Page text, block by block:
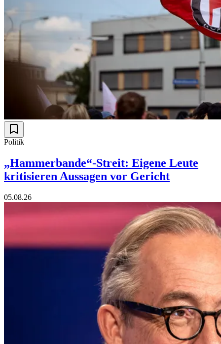
Politik
„Hammerbande“-Streit: Eigene Leute
kritisieren Aussagen vor Gericht
05.08.26